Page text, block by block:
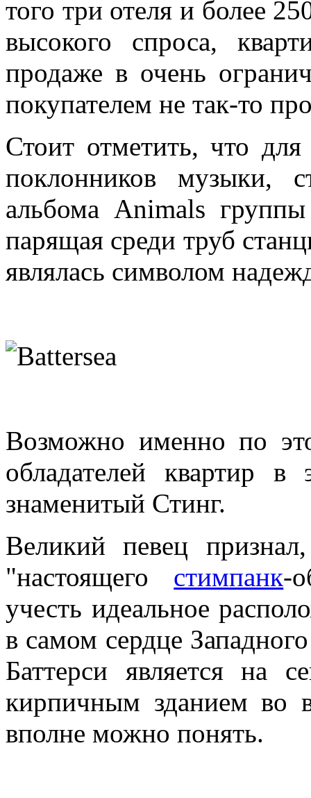
того три отеля и более
высокого спроса,
продаже в очень
покупателем не так-то
Стоит отметить, что
поклонников музыки,
альбома Animals
парящая среди труб
являлась символом
Возможно именно по
обладателей квартир в
знаменитый Стинг.
Великий певец
"настоящего стимпанк-
учесть идеальное
в самом сердце
Баттерси является на
кирпичным зданием во
вполне можно понять.